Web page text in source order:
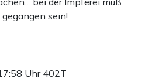
sein!
Uhr 402T